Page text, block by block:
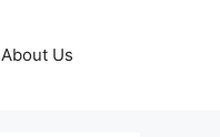
About Us